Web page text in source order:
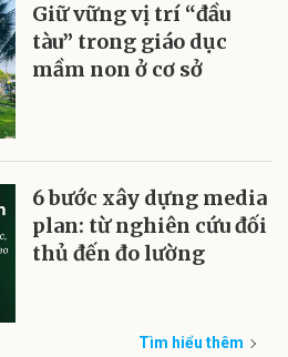
Giữ vững vị trí “đầu
tàu” trong giáo dục
mầm non ở cơ sở
6 bước xây dựng media
plan: từ nghiên cứu đối
thủ đến đo lường
Tìm hiểu thêm